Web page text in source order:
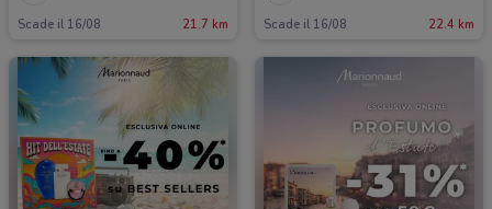
Scade il 16/08 21.7 km Scade il 16/08 22.4 km